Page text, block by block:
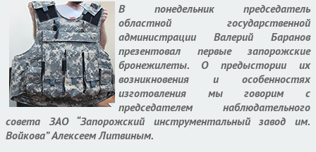
В понедельник председатель
областной государственной
администрации Валерий Баранов
презентовал первые запорожские
бронежилеты. О предыстории их
возникновения и особенностях
изготовления мы говорим с
председателем наблюдательного
совета ЗАО “Запорожский инструментальный завод им.
Войкова” Алексеем Литвиным.